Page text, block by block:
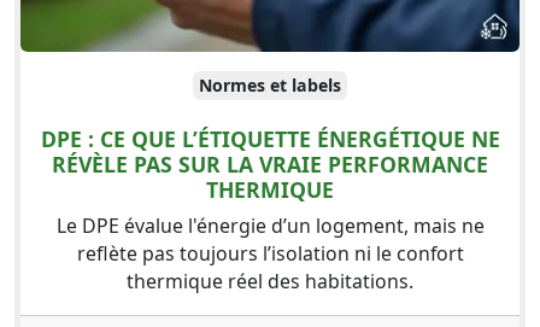
Normes et labels
DPE : CE QUE L’ÉTIQUETTE ÉNERGÉTIQUE NE
RÉVÈLE PAS SUR LA VRAIE PERFORMANCE
THERMIQUE
Le DPE évalue l'énergie d’un logement, mais ne
reflète pas toujours l’isolation ni le confort
thermique réel des habitations.